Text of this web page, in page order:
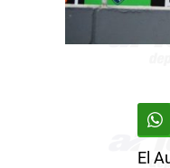
El